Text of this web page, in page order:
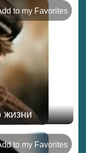
to my Favorites
жизни
to my Favorites